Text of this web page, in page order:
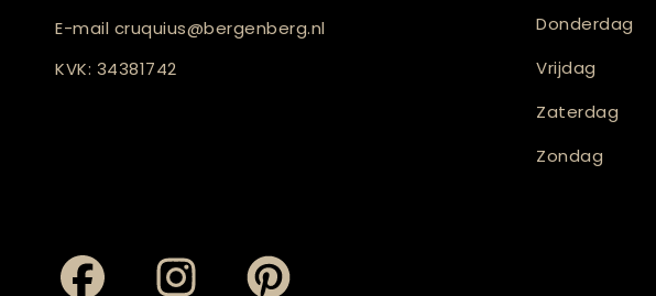
E-mail cruquius@bergenberg.nl
KVK: 34381742
Donderdag
Vrijdag
Zaterdag
Zondag